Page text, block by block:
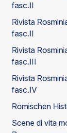
fasc.II
Rivista
fasc.II
Rivista
fasc.III
Rivista
fasc.IV
Romischen
Scene di vita